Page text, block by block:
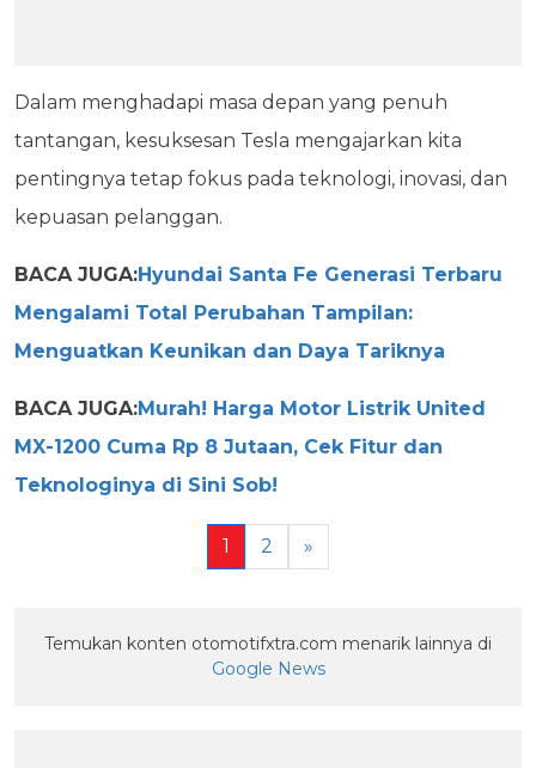
Dalam menghadapi masa depan yang penuh
tantangan, kesuksesan Tesla mengajarkan kita
pentingnya tetap fokus pada teknologi, inovasi, dan
kepuasan pelanggan.
BACA JUGA:Hyundai Santa Fe Generasi Terbaru
Mengalami Total Perubahan Tampilan:
Menguatkan Keunikan dan Daya Tariknya
BACA JUGA:Murah! Harga Motor Listrik United
MX-1200 Cuma Rp 8 Jutaan, Cek Fitur dan
Teknologinya di Sini Sob!
1 2 »
Temukan konten otomotifxtra.com menarik lainnya di
Google News